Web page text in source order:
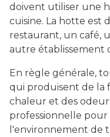
doivent utiliser une
cuisine. La hotte est
restaurant, un café,
autre établissement
En règle générale,
qui produisent de la
chaleur et des
professionnelle
l'environnement de